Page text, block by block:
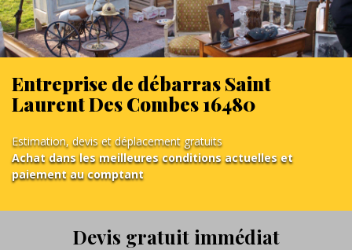
Entreprise de débarras Saint
Laurent Des Combes 16480
Estimation, devis et déplacement gratuits
Achat dans les meilleures conditions actuelles et
paiement au comptant
Devis gratuit immédiat